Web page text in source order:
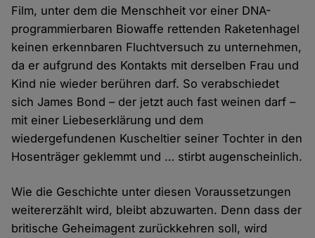
Film, unter dem die Menschheit vor einer DNA-
programmierbaren Biowaffe rettenden Raketenhagel
keinen erkennbaren Fluchtversuch zu unternehmen,
da er aufgrund des Kontakts mit derselben Frau und
Kind nie wieder berühren darf. So verabschiedet
sich James Bond – der jetzt auch fast weinen darf –
mit einer Liebeserklärung und dem
wiedergefundenen Kuscheltier seiner Tochter in den
Hosenträger geklemmt und … stirbt augenscheinlich.
Wie die Geschichte unter diesen Voraussetzungen
weitererzählt wird, bleibt abzuwarten. Denn dass der
britische Geheimagent zurückkehren soll, wird